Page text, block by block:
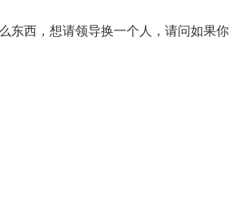
东西，想请领导换一个人，请问如果